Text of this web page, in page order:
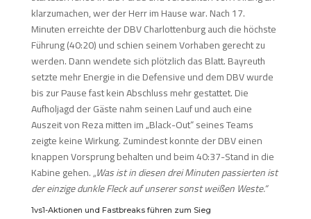
klarzumachen, wer der Herr im Hause war. Nach 17.
Minuten erreichte der DBV Charlottenburg auch die höchste
Führung (40:20) und schien seinem Vorhaben gerecht zu
werden. Dann wendete sich plötzlich das Blatt. Bayreuth
setzte mehr Energie in die Defensive und dem DBV wurde
bis zur Pause fast kein Abschluss mehr gestattet. Die
Aufholjagd der Gäste nahm seinen Lauf und auch eine
Auszeit von Reza mitten im „Black-Out“ seines Teams
zeigte keine Wirkung. Zumindest konnte der DBV einen
knappen Vorsprung behalten und beim 40:37-Stand in die
Kabine gehen.„Was ist in diesen drei Minuten passierten ist
der einzige dunkle Fleck auf unserer sonst weißen Weste.“
1vs1-Aktionen und Fastbreaks führen zum Sieg